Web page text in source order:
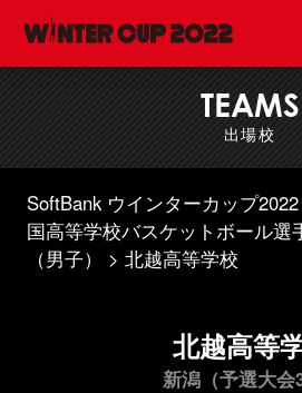
TEAMS
出場校
SoftBank ウインターカップ
国高等学校バスケットボール選
（男子）
北越高等学校
北越高等
新潟（予選大会3